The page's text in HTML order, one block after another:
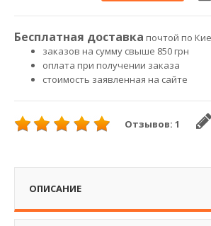
Бесплатная доставка почтой по
заказов на сумму свыше 850 грн
оплата при получении заказа
стоимость заявленная на сайте
Отзывов: 1
ОПИСАНИЕ